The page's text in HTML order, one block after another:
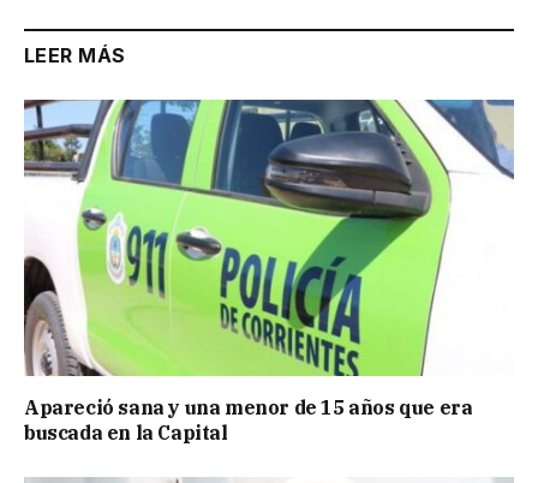
LEER MÁS
Apareció sana y una menor de 15 años que era
buscada en la Capital